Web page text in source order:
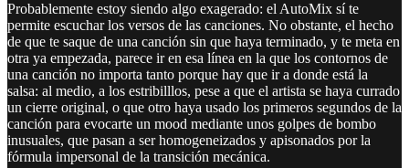
Probablemente estoy siendo algo exagerado: el AutoMix sí te
permite escuchar los versos de las canciones. No obstante, el hecho
de que te saque de una canción sin que haya terminado, y te meta en
otra ya empezada, parece ir en esa línea en la que los contornos de
una canción no importa tanto porque hay que ir a donde está la
salsa: al medio, a los estribilllos, pese a que el artista se haya currado
un cierre original, o que otro haya usado los primeros segundos de la
canción para evocarte un mood mediante unos golpes de bombo
inusuales, que pasan a ser homogeneizados y apisonados por la
fórmula impersonal de la transición mecánica.